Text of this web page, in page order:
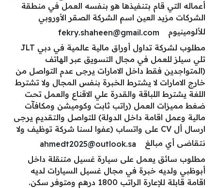
أعماله التي قام بتنفيذها هو بنفسه العمل في منطقة
الشركات مزيد العين اسم الشركة الصقر الأوروبي
للألومينيوم
fekry.shaheen@gmail.com
مطلوب لشركة تداول أوراق مالية عالمية في دبي JLT
تلي سيلز للعمل في مجال التسويق عبر الهاتف
(المتواجدين فقط داخل الامارات يرجى عدم التواصل من
خارج الامارات لا يشترط الخبرة بنفس المجال ولا تشترط
اللغة يشترط اللباقة والقدرة علي الاقناع والعمل تحت
ضغط مميزات العمل (راتب ثابت وكوميشن ومكافآت
مالية وعمل اقامة داخل الدولة) للتواصل والتقديم يرجى
ارسال أل CV على واتساب (عفوا لسنا شركة توظيف ولا
نتقاضى أي مبالغ
ahmedt2025@outlook.sa
مطلوب سائق يعمل على سيارة غسيل متنقلة داخل
أبوظبي ولديه خبرة في مجال غسيل السيارات لديه
اقامة قابلة للإعارة الراتب 1800 درهم ومتوفر سكن.